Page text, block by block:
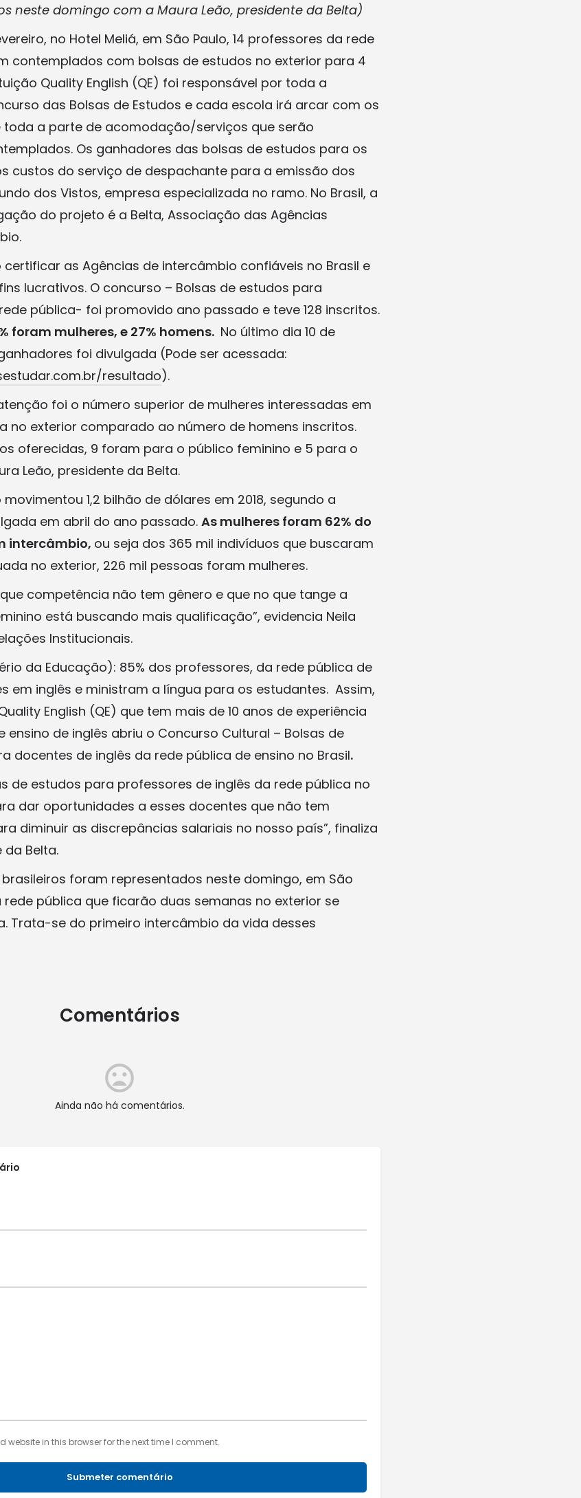
neste domingo com a Maura Leão, presidente da Belta)
no Hotel Meliá, em São Paulo, 14 professores da rede
contemplados com bolsas de estudos no exterior para 4
Quality English (QE) foi responsável por toda a
das Bolsas de Estudos e cada escola irá arcar com os
toda a parte de acomodação/serviços que serão
Os ganhadores das bolsas de estudos para os
custos do serviço de despachante para a emissão dos
dos Vistos, empresa especializada no ramo. No Brasil, a
do projeto é a Belta, Associação das Agências
as Agências de intercâmbio confiáveis no Brasil e
lucrativos. O concurso – Bolsas de estudos para
pública- foi promovido ano passado e teve 128 inscritos.
foram mulheres, e 27% homens. No último dia 10 de
foi divulgada (Pode ser acessada:
resultado).
foi o número superior de mulheres interessadas em
no exterior comparado ao número de homens inscritos.
oferecidas, 9 foram para o público feminino e 5 para o
Leão, presidente da Belta.
1,2 bilhão de dólares em 2018, segundo a
em abril do ano passado. As mulheres foram 62% do
intercâmbio, ou seja dos 365 mil indivíduos que buscaram
no exterior, 226 mil pessoas foram mulheres.
competência não tem gênero e que no que tange a
está buscando mais qualificação”, evidencia Neila
Institucionais.
da Educação): 85% dos professores, da rede pública de
em inglês e ministram a língua para os estudantes. Assim,
English (QE) que tem mais de 10 anos de experiência
ensino de inglês abriu o Concurso Cultural – Bolsas de
docentes de inglês da rede pública de ensino no Brasil.
de estudos para professores de inglês da rede pública no
dar oportunidades a esses docentes que não tem
diminuir as discrepâncias salariais no nosso país”, finaliza
da Belta.
foram representados neste domingo, em São
rede pública que ficarão duas semanas no exterior se
Trata-se do primeiro intercâmbio da vida desses
Comentários
Ainda não há comentários.
website in this browser for the next time I comment.
Submeter comentário